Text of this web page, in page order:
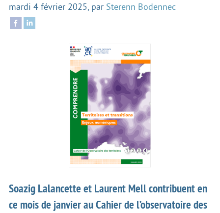
mardi 4 février 2025, par Sterenn Bodennec
Soazig Lalancette et Laurent Mell contribuent en
ce mois de janvier au Cahier de l’observatoire des